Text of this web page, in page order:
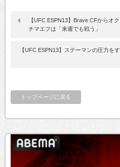
【UFC ESPN13】Brave CFからオ
チマエフは「来週でも戦う」
【UFC ESPN13】ステーマンの圧力を
トップページに戻る